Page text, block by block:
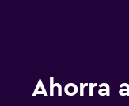
Ahorra